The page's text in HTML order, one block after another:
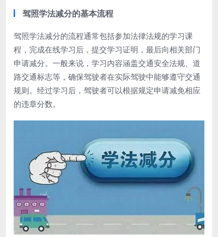
驾照学法减分的基本流程
驾照学法减分的流程通常包括参加法律法规的学习课
程，完成在线学习后，提交学习证明，最后向相关部门
申请减分。一般来说，学习内容涵盖交通安全法规、道
路交通标志等，确保驾驶者在实际驾驶中能够遵守交通
规则。经过学习后，驾驶者可以根据规定申请减免相应
的违章分数。